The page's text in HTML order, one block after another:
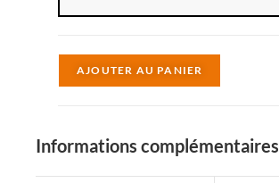
AJOUTER AU PANIER
Informations complémentaires